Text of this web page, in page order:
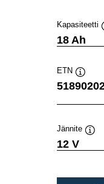
Kapasiteetti
18 Ah
ETN
Jännite
12 V